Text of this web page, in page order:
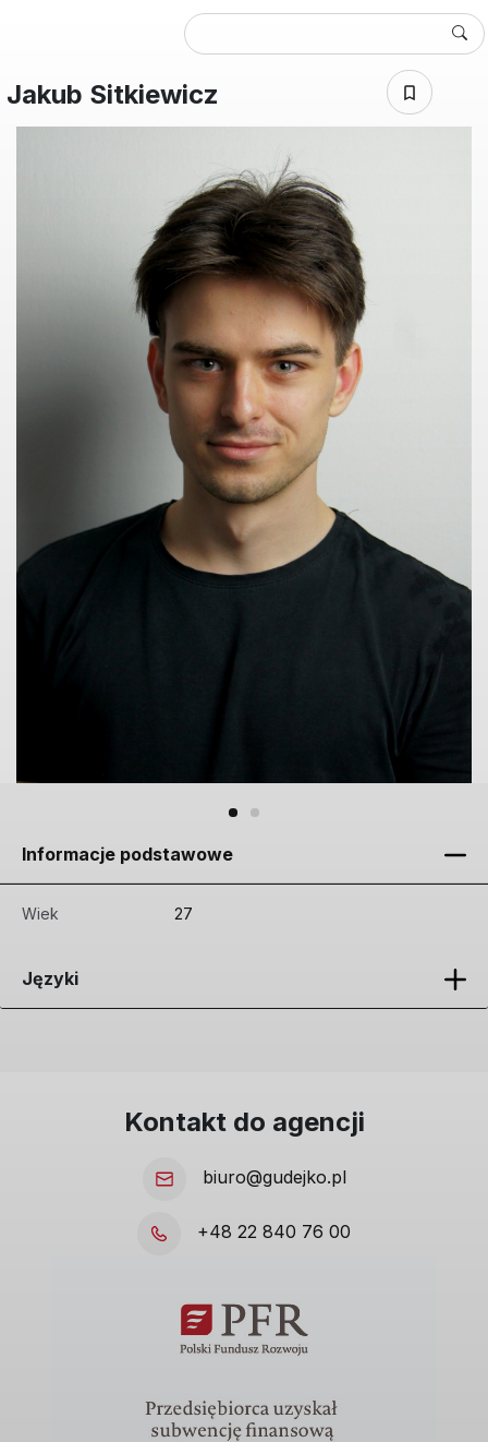
Jakub Sitkiewicz
Informacje podstawowe
Wiek 27
Języki
Kontakt do agencji
biuro@gudejko.pl
+48 22 840 76 00